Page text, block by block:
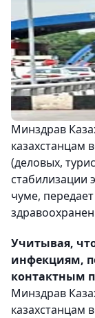
Минздрав
казахстанцам
(деловых,
стабилизации
чуме,
Учитывая,
инфекциям,
контактным
Минздрав
казахстанцам